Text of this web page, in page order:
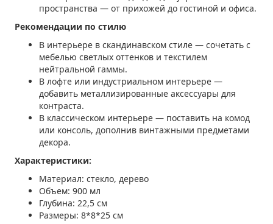
пространства — от прихожей до гостиной и офиса.
Рекомендации по стилю
В интерьере в скандинавском стиле — сочетать с
мебелью светлых оттенков и текстилем
нейтральной гаммы.
В лофте или индустриальном интерьере —
добавить металлизированные аксессуары для
контраста.
В классическом интерьере — поставить на комод
или консоль, дополнив винтажными предметами
декора.
Характеристики:
Материал: стекло, дерево
Объем: 900 мл
Глубина: 22,5 см
Размеры: 8*8*25 см